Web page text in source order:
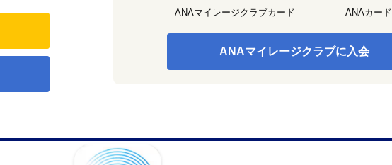
ANAマイレージクラブカード ANAカード
ANAマイレージクラブに入会